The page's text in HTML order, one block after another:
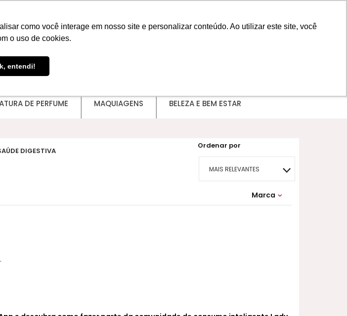
como você interage em nosso site e personalizar conteúdo. Ao utilizar este site, você
o uso de cookies.
entendi!
DE PERFUME MAQUIAGENS BELEZA E BEM ESTAR
DIGESTIVA
Ordenar por
MAIS RELEVANTES
MAIS VENDIDOSMarca